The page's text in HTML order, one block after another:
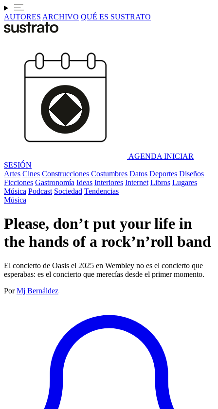
AUTORES ARCHIVO QUÉ ES SUSTRATO
AGENDA INICIAR
SESIÓN
Artes Cines Construcciones Costumbres Datos Deportes Diseños
Ficciones Gastronomía Ideas Interiores Internet Libros Lugares
Música Podcast Sociedad Tendencias
Música
Please, don’t put your life in
the hands of a rock’n’roll band
El concierto de Oasis el 2025 en Wembley no es el concierto que
esperabas: es el concierto que merecías desde el primer momento.
Por Mj Bernáldez